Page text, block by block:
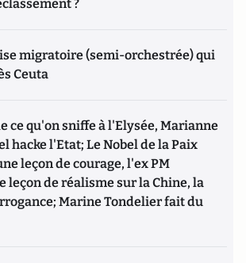
?
migratoire (semi-orchestrée) qui
Ceuta
ce qu'on sniffe à l'Elysée, Marianne
hacke l'Etat; Le Nobel de la Paix
leçon de courage, l'ex PM
leçon de réalisme sur la Chine, la
Marine Tondelier fait du